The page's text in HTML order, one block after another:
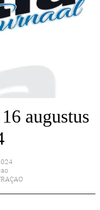
augustus